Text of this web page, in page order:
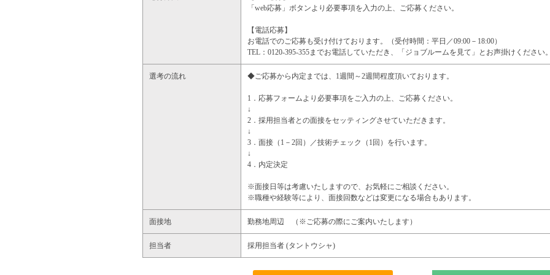
「web応募」ボタンより必要事項を入力の上、ご応募ください。
【電話応募】
お電話でのご応募も受け付けております。（受付時間：平日／09:00－18:00）
TEL：0120-395-355までお電話していただき、「ジョブルームを見て」とお声掛けください
選考の流れ ◆ご応募から内定までは、1週間～2週間程度頂いております。
1．応募フォームより必要事項をご入力の上、ご応募ください。
↓
2．採用担当者との面接をセッティングさせていただきます。
↓
3．面接（1－2回）／技術チェック（1回）を行います。
↓
4．内定決定
※面接日等は考慮いたしますので、お気軽にご相談ください。
※職種や経験等により、面接回数などは変更になる場合もあります。
面接地 勤務地周辺 （※ご応募の際にご案内いたします）
担当者 採用担当者 (タントウシャ)